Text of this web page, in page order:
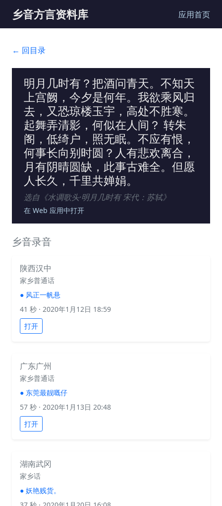
乡音方言资料库 应用首页
← 回目录
明月几时有？把酒问青天。不知天
上宫阙，今夕是何年。我欲乘风归
去，又恐琼楼玉宇，高处不胜寒。
起舞弄清影，何似在人间？ 转朱
阁，低绮户，照无眠。不应有恨，
何事长向别时圆？人有悲欢离合，
月有阴晴圆缺，此事古难全。但愿
人长久，千里共婵娟。
选自《水调歌头·明月几时有 宋代：苏轼》
在 Web 应用中打开
乡音录音
陕西汉中
家乡普通话
● 风正一帆悬
41 秒 · 2020年1月12日 18:59
打开
广东广州
家乡普通话
● 东莞最靓嘅仔
57 秒 · 2020年1月13日 20:48
打开
湖南武冈
家乡话
● 妖艳贱货。